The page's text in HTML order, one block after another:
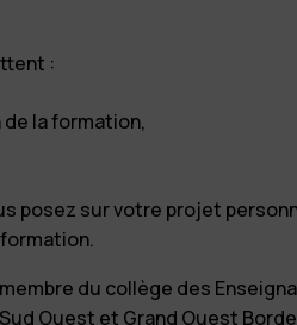
:
la formation,
posez sur votre projet
du collège des
Ouest et Grand Ouest